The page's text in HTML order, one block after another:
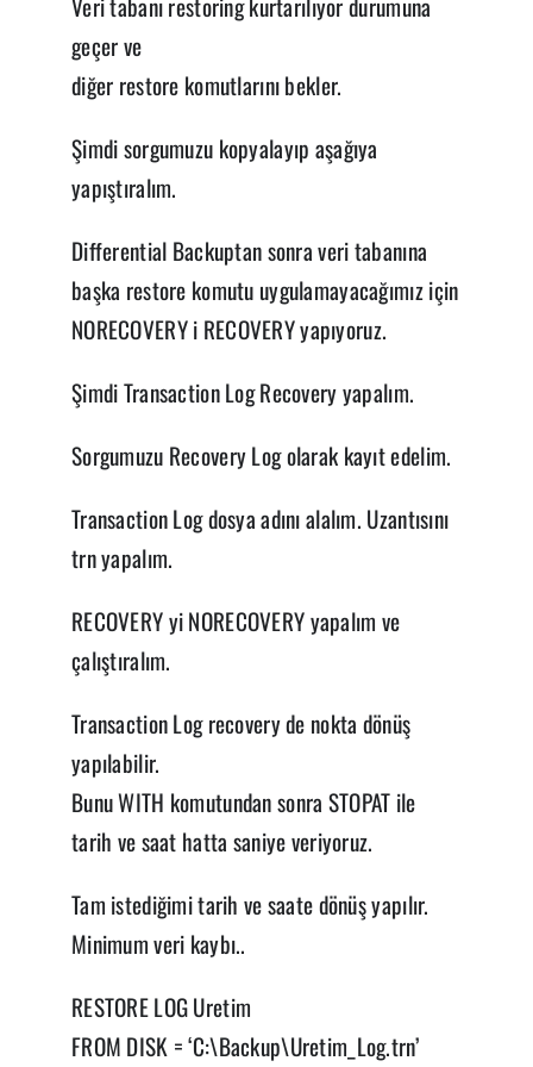
Veri tabanı restoring kurtarılıyor durumuna
geçer ve
diğer restore komutlarını bekler.
Şimdi sorgumuzu kopyalayıp aşağıya
yapıştıralım.
Differential Backuptan sonra veri tabanına
başka restore komutu uygulamayacağımız için
NORECOVERY i RECOVERY yapıyoruz.
Şimdi Transaction Log Recovery yapalım.
Sorgumuzu Recovery Log olarak kayıt edelim.
Transaction Log dosya adını alalım. Uzantısını
trn yapalım.
RECOVERY yi NORECOVERY yapalım ve
çalıştıralım.
Transaction Log recovery de nokta dönüş
yapılabilir.
Bunu WITH komutundan sonra STOPAT ile
tarih ve saat hatta saniye veriyoruz.
Tam istediğimi tarih ve saate dönüş yapılır.
Minimum veri kaybı..
RESTORE LOG Uretim
FROM DISK = ‘C:\Backup\Uretim_Log.trn’